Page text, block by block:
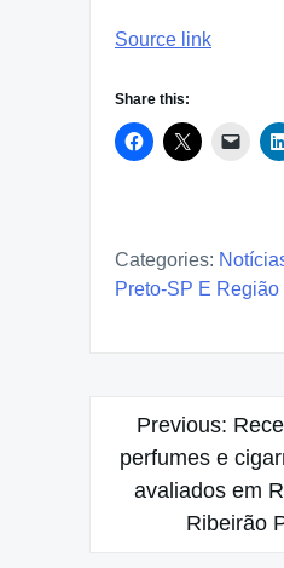
Source link
Share this:
Categories:
Preto-SP E Região
Post
navigation
Previous:
perfumes e
avaliados em
Ribeirão